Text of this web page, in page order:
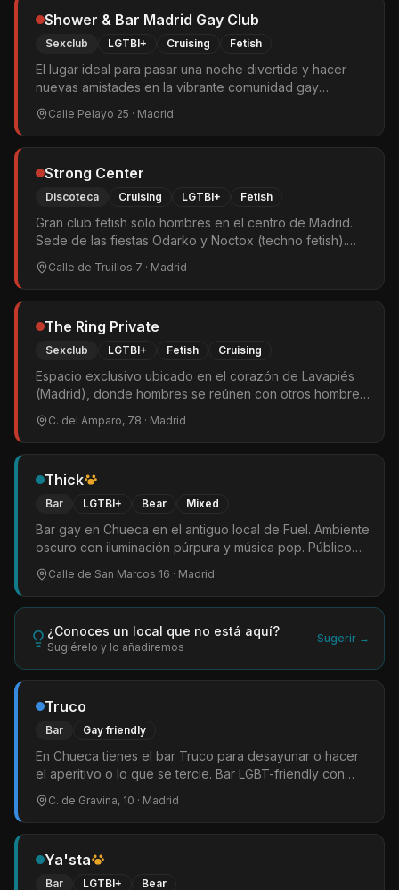
Shower & Bar Madrid Gay Club
Sexclub LGTBI+ Cruising Fetish
El lugar ideal para pasar una noche divertida y hacer
nuevas amistades en la vibrante comunidad gay
masculina.
Calle Pelayo 25 · Madrid
Strong Center
Discoteca Cruising LGTBI+ Fetish
Gran club fetish solo hombres en el centro de Madrid.
Sede de las fiestas Odarko y Noctox (techno fetish).
Pista de baile y amplias zonas de cruising y juego. El
ambiente arranca pasadas las 02:00.
Calle de Truillos 7 · Madrid
The Ring Private
Sexclub LGTBI+ Fetish Cruising
Espacio exclusivo ubicado en el corazón de Lavapiés
(Madrid), donde hombres se reúnen con otros hombres
para disfrutar de conexiones auténticas y experiencias
inolvidables.
C. del Amparo, 78 · Madrid
Thick
Bar LGTBI+ Bear Mixed
Bar gay en Chueca en el antiguo local de Fuel. Ambiente
oscuro con iluminación púrpura y música pop. Público
mixto con mayoría osos y amigos. Buen rollo sin
etiquetas. Popular como pre-disco los fines de semana.
Calle de San Marcos 16 · Madrid
¿Conoces un local que no está aquí?
Sugiérelo y lo añadiremos
Sugerir →
Truco
Bar Gay friendly
En Chueca tienes el bar Truco para desayunar o hacer
el aperitivo o lo que se tercie. Bar LGBT-friendly con
música
C. de Gravina, 10 · Madrid
Ya'sta
Bar LGTBI+ Bear